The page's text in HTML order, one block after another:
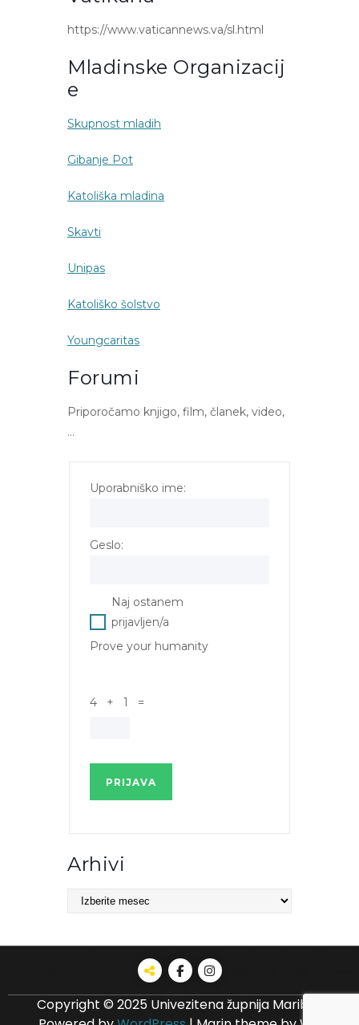
https://www.vaticannews.va/sl.html
Mladinske Organizacij
E
Skupnost mladih
Gibanje Pot
Katoliška mladina
Skavti
Unipas
Katoliško šolstvo
Youngcaritas
Forumi
Priporočamo knjigo, film, članek, video,
…
Uporabniško ime:
Geslo:
Naj ostanem
prijavljen/a
Prove your humanity
4 + 1 =
PRIJAVA
Arhivi
Arhivi
Copyright © 2025 Univezitena župnija Maribor